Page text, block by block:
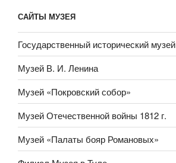
САЙТЫ МУЗЕЯ
Государственный исторический музей
Музей В. И. Ленина
Музей «Покровский собор»
Музей Отечественной войны 1812 г.
Музей «Палаты бояр Романовых»